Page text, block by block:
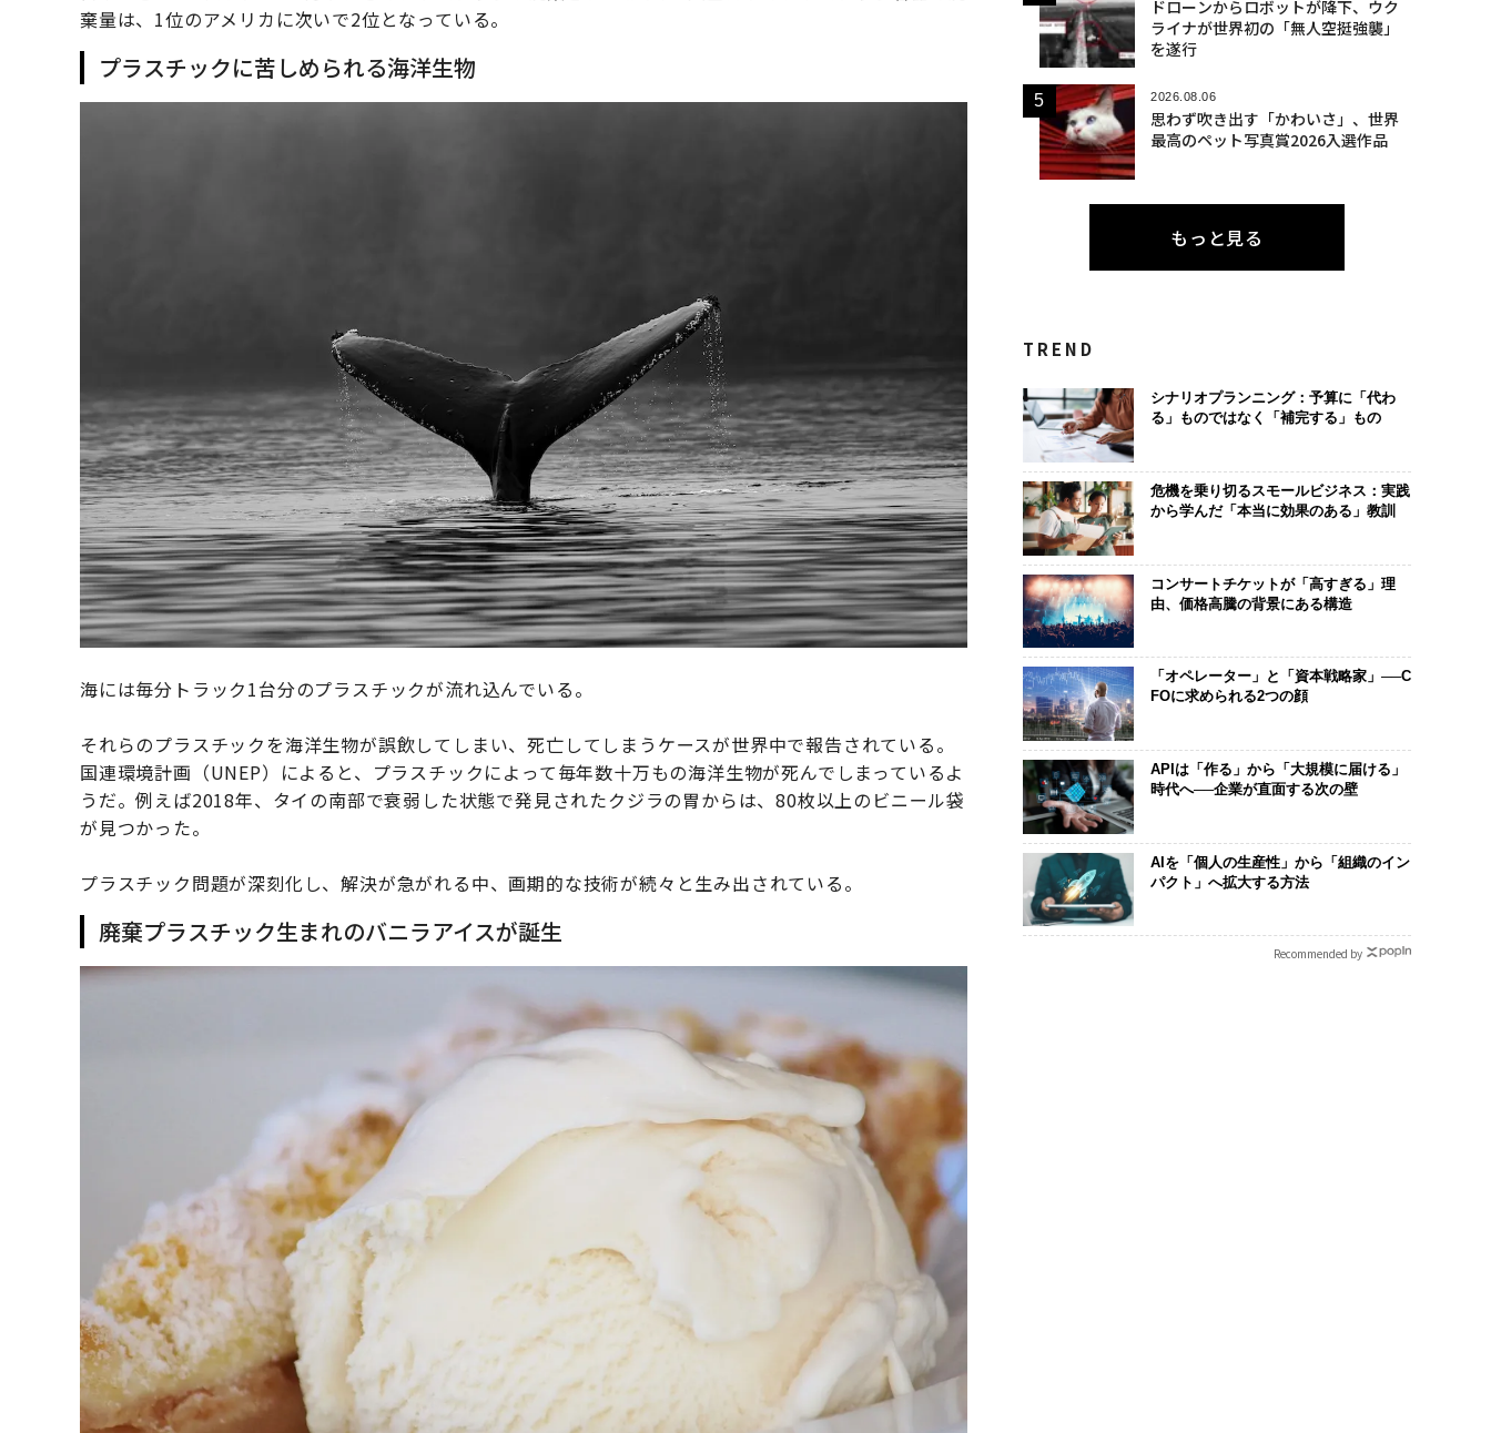
棄量は、1位のアメリカに次いで2位となっている。
プラスチックに苦しめられる海洋生物
海には毎分トラック1台分のプラスチックが流れ込んでいる。
それらのプラスチックを海洋生物が誤飲してしまい、死亡してしまうケースが世界中で報告されている。
国連環境計画（UNEP）によると、プラスチックによって毎年数十万もの海洋生物が死んでしまっているよ
うだ。例えば2018年、タイの南部で衰弱した状態で発見されたクジラの胃からは、80枚以上のビニール袋
が見つかった。
プラスチック問題が深刻化し、解決が急がれる中、画期的な技術が続々と生み出されている。
廃棄プラスチック生まれのバニラアイスが誕生
ドローンからロボットが降下、ウク
ライナが世界初の「無人空挺強襲」
を遂行
2026.08.06
思わず吹き出す「かわいさ」、世界
最高のペット写真賞2026入選作品
もっと見る
TREND
シナリオプランニング：予算に「代わ
る」ものではなく「補完する」もの
危機を乗り切るスモールビジネス：実践
から学んだ「本当に効果のある」教訓
コンサートチケットが「高すぎる」理
由、価格高騰の背景にある構造
「オペレーター」と「資本戦略家」──C
FOに求められる2つの顔
APIは「作る」から「大規模に届ける」
時代へ──企業が直面する次の壁
AIを「個人の生産性」から「組織のイン
パクト」へ拡大する方法
Recommended by